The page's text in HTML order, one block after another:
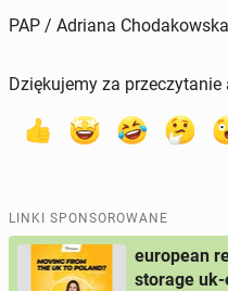
PAP / Adriana Chodakowska
Dziękujemy za przeczytanie
LINKI SPONSOROWANE
european
storage uk-